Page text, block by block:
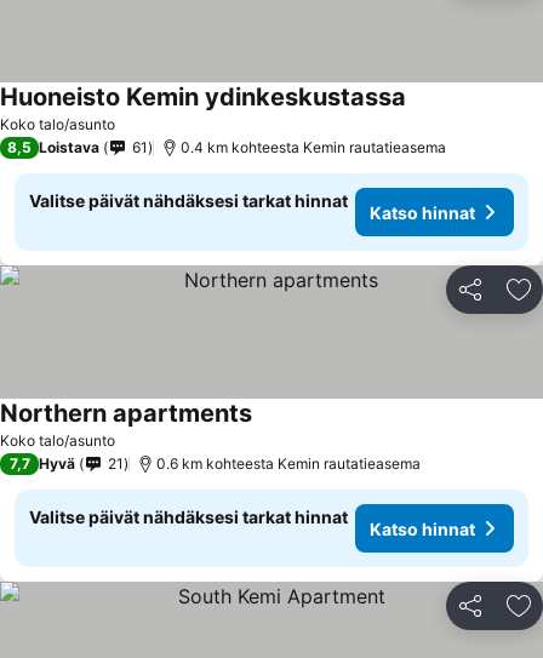
Koko talo/asunto
Huoneisto Kemin ydinkeskustassa
8,5 Loistava 61 0.4 km kohteesta Kemin rautatieasema
Valitse päivät nähdäksesi tarkat hinnat
Katso hinnat
Jaa
Koko talo/asunto
Northern apartments
7,7 Hyvä 21 0.6 km kohteesta Kemin rautatieasema
Valitse päivät nähdäksesi tarkat hinnat
Katso hinnat
Jaa